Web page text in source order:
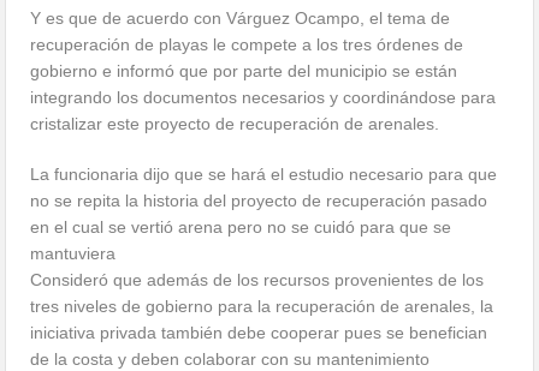
Y es que de acuerdo con Várguez Ocampo, el tema de
recuperación de playas le compete a los tres órdenes de
gobierno e informó que por parte del municipio se están
integrando los documentos necesarios y coordinándose para
cristalizar este proyecto de recuperación de arenales.
La funcionaria dijo que se hará el estudio necesario para que
no se repita la historia del proyecto de recuperación pasado
en el cual se vertió arena pero no se cuidó para que se
mantuviera
Consideró que además de los recursos provenientes de los
tres niveles de gobierno para la recuperación de arenales, la
iniciativa privada también debe cooperar pues se benefician
de la costa y deben colaborar con su mantenimiento